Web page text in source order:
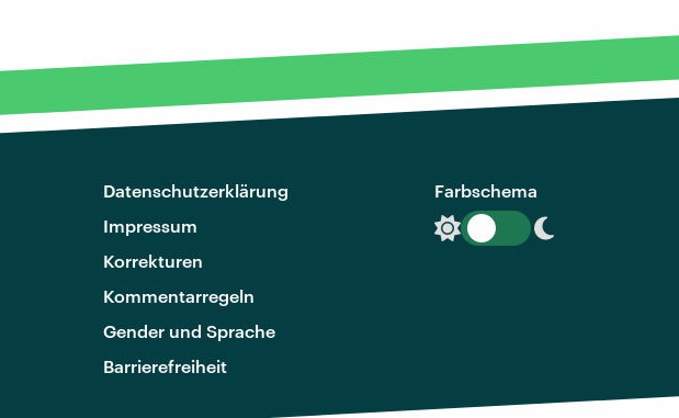
Datenschutzerklärung
Impressum
Korrekturen
Kommentarregeln
Gender und Sprache
Barrierefreiheit
Farbschema